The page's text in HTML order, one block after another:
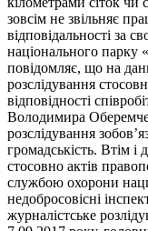
зовсім не звільняє
відповідальності за
національного парку
повідомляє, що на
розслідування
відповідності
Володимира
розслідування
громадськість. Втім і
стосовно актів
службою охорони
недобросовісні
журналістське